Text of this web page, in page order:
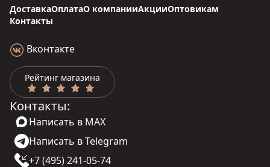
ДоставкаОплатаО компанииАкцииОптовикам
Контакты
Вконтакте
Рейтинг магазина
Контакты:
Написать в MAX
Написать в Telegram
+7 (495) 241-05-74